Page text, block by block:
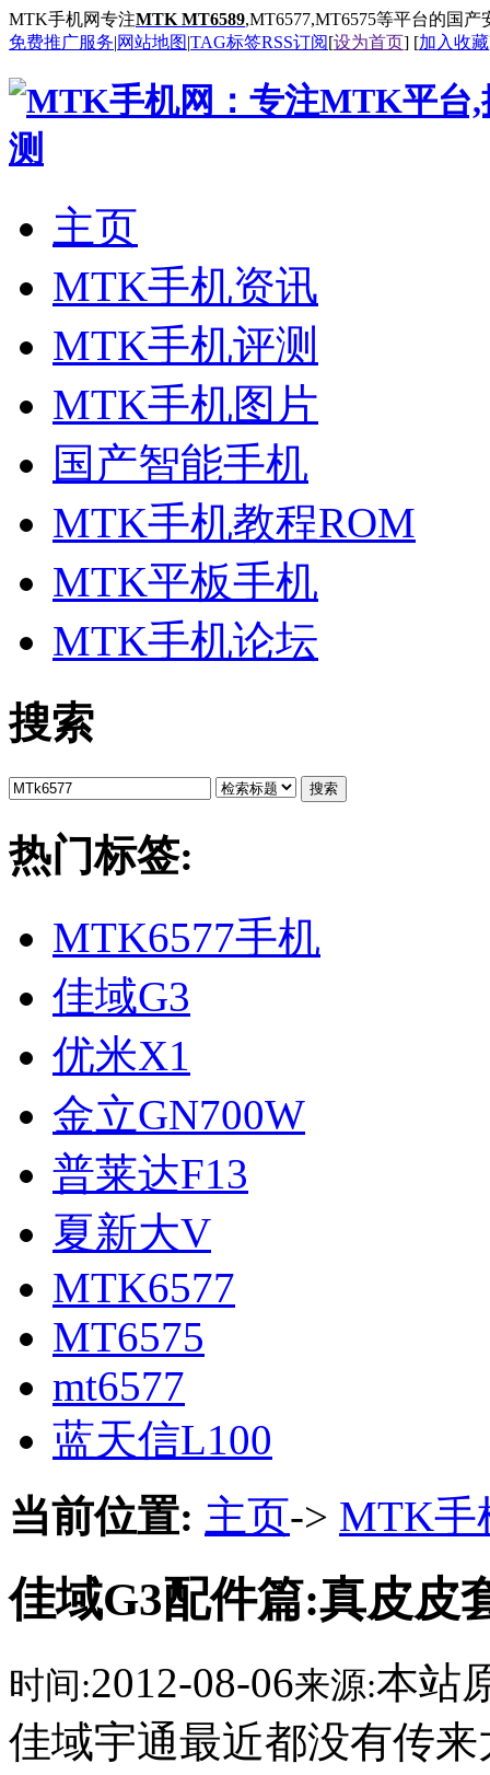
MTK手机网专注MTK MT6589,MT6577,MT6575等平台的国产
免费推广服务|网站地图|TAG标签RSS订阅[设为首页] [加入收藏
主页
MTK手机资讯
MTK手机评测
MTK手机图片
国产智能手机
MTK手机教程ROM
MTK平板手机
MTK手机论坛
搜索
搜索
热门标签:
MTK6577手机
佳域G3
优米X1
金立GN700W
普莱达F13
夏新大V
MTK6577
MT6575
mt6577
蓝天信L100
当前位置: 主页-> MTK手
佳域G3配件篇:真皮皮
时间:2012-08-06来源:本站
佳域宇通最近都没有传